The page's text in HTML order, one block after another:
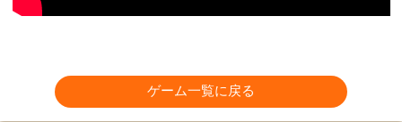
ゲーム一覧に戻る